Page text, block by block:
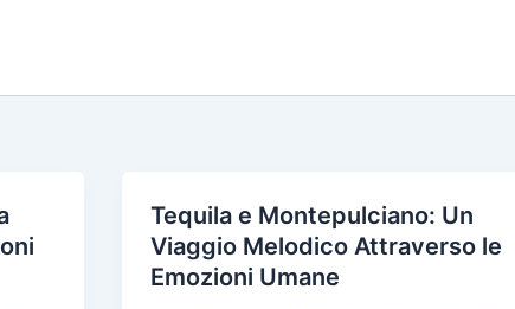
Tequila e Montepulciano: Un
Viaggio Melodico Attraverso le
Emozioni Umane